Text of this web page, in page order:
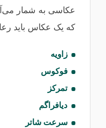
عکاسی به شمار
که یک عکاس باید
زاویه
فوکوس
تمرکز
دیافراگم
سرعت شاتر